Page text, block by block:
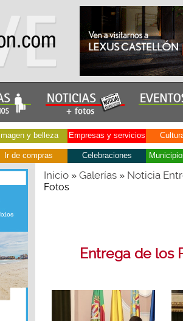
Imagen y belleza Empresas y servicios
Ir de compras Celebraciones
Inicio» Galerías» Noticia
Fotos
Entrega de los